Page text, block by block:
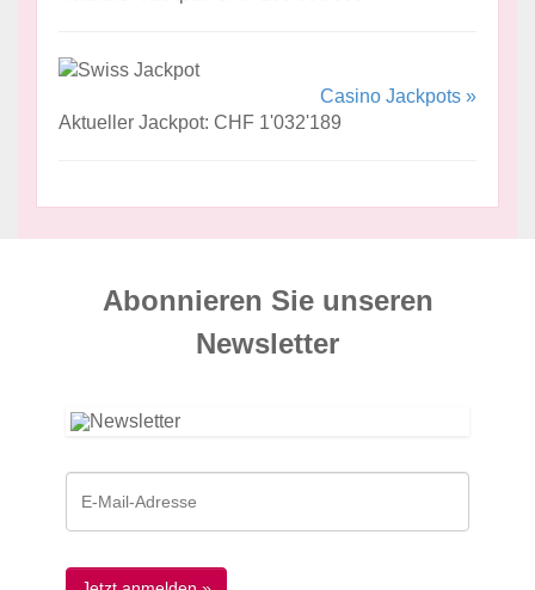
Casino Jackpots »
Aktueller Jackpot: CHF 1'032'189
Abonnieren Sie unseren
News­letter